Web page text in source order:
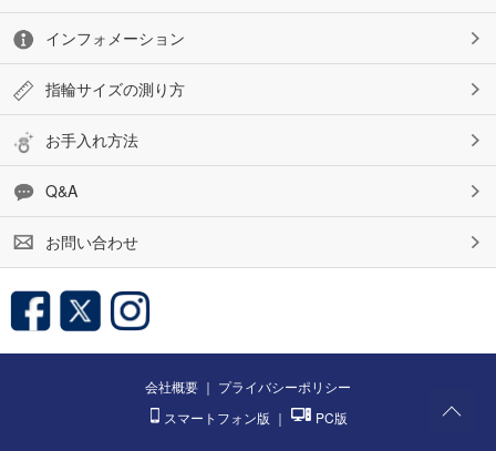
インフォメーション
指輪サイズの測り方
お手入れ方法
Q&A
お問い合わせ
会社概要 ｜ プライバシーポリシー
スマートフォン版 ｜ PC版